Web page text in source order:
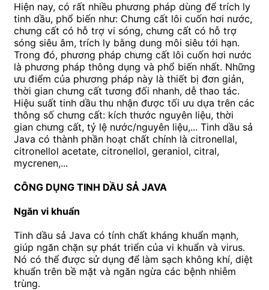
Hiện nay, có rất nhiều phương pháp dùng để trích ly
tinh dầu, phổ biến như: Chưng cất lôi cuốn hơi nước,
chưng cất có hỗ trợ vi sóng, chưng cất có hỗ trợ
sóng siêu âm, trích ly bằng dung môi siêu tới hạn.
Trong đó, phương pháp chưng cất lôi cuốn hơi nước
là phương pháp thông dụng và phổ biến nhất. Những
ưu điểm của phương pháp này là thiết bị đơn giản,
thời gian chưng cất tương đối nhanh, dễ thao tác.
Hiệu suất tinh dầu thu nhận được tối ưu dựa trên các
thông số chưng cất: kích thước nguyên liệu, thời
gian chưng cất, tỷ lệ nước/nguyên liệu,... Tinh dầu sả
Java có thành phần hoạt chất chính là citronellal,
citronellol acetate, citronellol, geraniol, citral,
mycrenen,...
CÔNG DỤNG TINH DẦU SẢ JAVA
Ngăn vi khuẩn
Tinh dầu sả Java có tính chất kháng khuẩn mạnh,
giúp ngăn chặn sự phát triển của vi khuẩn và virus.
Nó có thể được sử dụng để làm sạch không khí, diệt
khuẩn trên bề mặt và ngăn ngừa các bệnh nhiễm
trùng.